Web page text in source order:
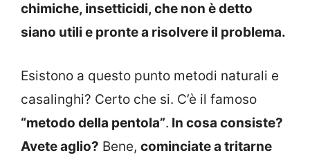
chimiche, insetticidi, che non è detto
siano utili e pronte a risolvere il problema.
Esistono a questo punto metodi naturali e
casalinghi? Certo che si. C’è il famoso
“metodo della pentola”. In cosa consiste?
Avete aglio? Bene, cominciate a tritarne